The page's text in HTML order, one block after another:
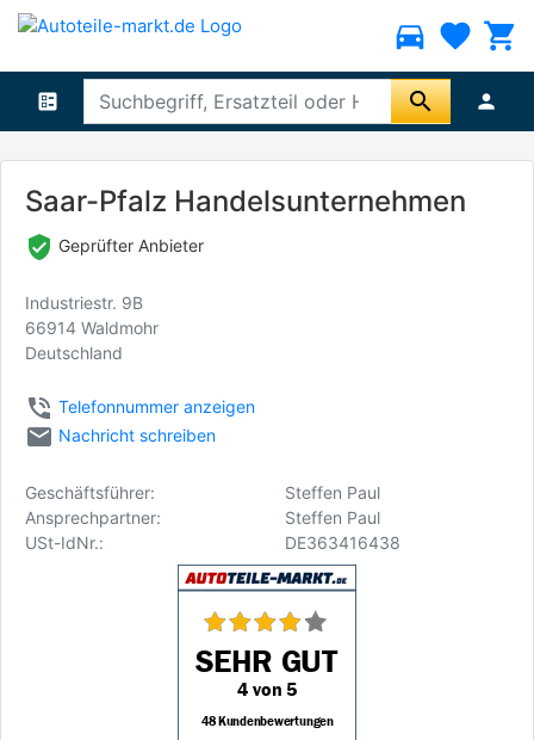
directions_car favorite shopping_cart
ballot search person
Saar-Pfalz Handelsunternehmen
verified_user Geprüfter Anbieter
Industriestr. 9B
66914 Waldmohr
Deutschland
phone_in_talk Telefonnummer anzeigen
email Nachricht schreiben
Geschäftsführer:
Steffen Paul
Ansprechpartner:
Steffen Paul
USt-IdNr.:
DE363416438